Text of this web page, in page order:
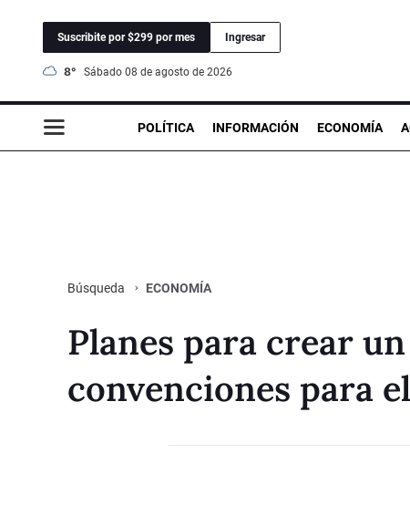
Suscribite por $299 por mes Ingresar
8° sábado 08 de agosto de 2026
POLÍTICA INFORMACIÓN ECONOMÍA
Búsqueda ECONOMÍA
Planes para crear
convenciones para